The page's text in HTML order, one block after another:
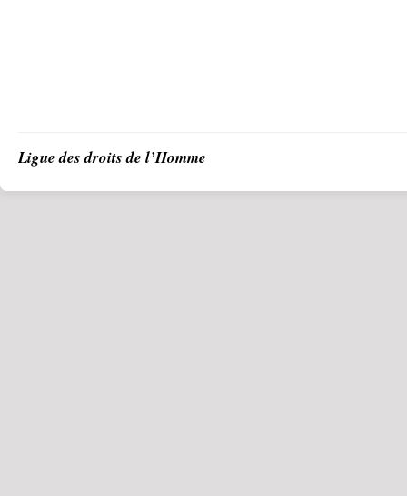
Ligue des droits de l’Homme